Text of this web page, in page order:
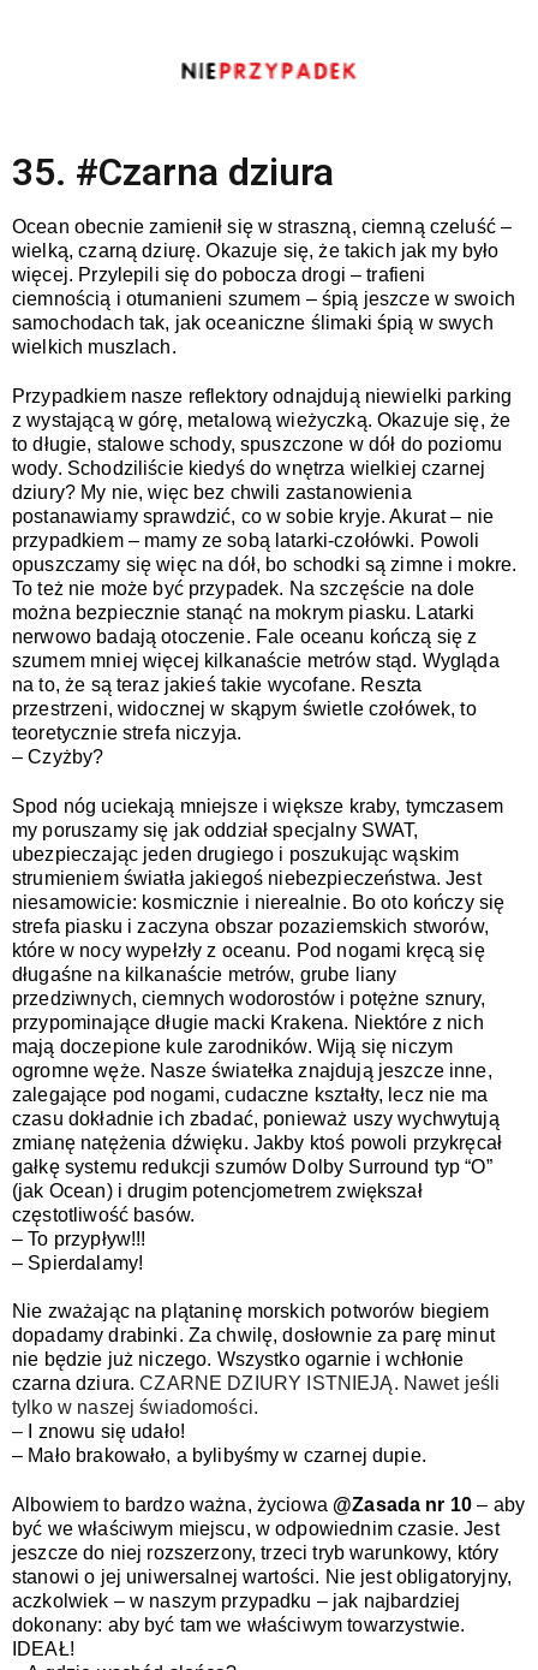
35. #Czarna dziura
Ocean obecnie zamienił się w straszną, ciemną czeluść –
wielką, czarną dziurę. Okazuje się, że takich jak my było
więcej. Przylepili się do pobocza drogi – trafieni
ciemnością i otumanieni szumem – śpią jeszcze w swoich
samochodach tak, jak oceaniczne ślimaki śpią w swych
wielkich muszlach.
Przypadkiem nasze reflektory odnajdują niewielki parking
z wystającą w górę, metalową wieżyczką. Okazuje się, że
to długie, stalowe schody, spuszczone w dół do poziomu
wody. Schodziliście kiedyś do wnętrza wielkiej czarnej
dziury? My nie, więc bez chwili zastanowienia
postanawiamy sprawdzić, co w sobie kryje. Akurat – nie
przypadkiem – mamy ze sobą latarki-czołówki. Powoli
opuszczamy się więc na dół, bo schodki są zimne i mokre.
To też nie może być przypadek. Na szczęście na dole
można bezpiecznie stanąć na mokrym piasku. Latarki
nerwowo badają otoczenie. Fale oceanu kończą się z
szumem mniej więcej kilkanaście metrów stąd. Wygląda
na to, że są teraz jakieś takie wycofane. Reszta
przestrzeni, widocznej w skąpym świetle czołówek, to
teoretycznie strefa niczyja.
– Czyżby?
Spod nóg uciekają mniejsze i większe kraby, tymczasem
my poruszamy się jak oddział specjalny SWAT,
ubezpieczając jeden drugiego i poszukując wąskim
strumieniem światła jakiegoś niebezpieczeństwa. Jest
niesamowicie: kosmicznie i nierealnie. Bo oto kończy się
strefa piasku i zaczyna obszar pozaziemskich stworów,
które w nocy wypełzły z oceanu. Pod nogami kręcą się
długaśne na kilkanaście metrów, grube liany
przedziwnych, ciemnych wodorostów i potężne sznury,
przypominające długie macki Krakena. Niektóre z nich
mają doczepione kule zarodników. Wiją się niczym
ogromne węże. Nasze światełka znajdują jeszcze inne,
zalegające pod nogami, cudaczne kształty, lecz nie ma
czasu dokładnie ich zbadać, ponieważ uszy wychwytują
zmianę natężenia dźwięku. Jakby ktoś powoli przykręcał
gałkę systemu redukcji szumów Dolby Surround typ “O”
(jak Ocean) i drugim potencjometrem zwiększał
częstotliwość basów.
– To przypływ!!!
– Spierdalamy!
Nie zważając na plątaninę morskich potworów biegiem
dopadamy drabinki. Za chwilę, dosłownie za parę minut
nie będzie już niczego. Wszystko ogarnie i wchłonie
czarna dziura. CZARNE DZIURY ISTNIEJĄ. Nawet jeśli
tylko w naszej świadomości.
–
I znowu się udało!
– Mało brakowało, a bylibyśmy w czarnej dupie.
Albowiem to bardzo ważna, życiowa @Zasada nr 10 – aby
być we właściwym miejscu, w odpowiednim czasie. Jest
jeszcze do niej rozszerzony, trzeci tryb warunkowy, który
stanowi o jej uniwersalnej wartości. Nie jest obligatoryjny,
aczkolwiek – w naszym przypadku – jak najbardziej
dokonany: aby być tam we właściwym towarzystwie.
IDEAŁ!